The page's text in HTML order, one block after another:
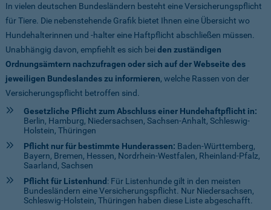
In vielen deutschen Bundesländern besteht eine Versicherungspflicht
für Tiere. Die nebenstehende Grafik bietet Ihnen eine Übersicht wo
Hundehalterinnen und -halter eine Haftpflicht abschließen müssen.
Unabhängig davon, empfiehlt es sich beiden zuständigen
Ordnungsämtern nachzufragen oder sich auf der Webseite des
jeweiligen Bundeslandes zu informieren, welche Rassen von der
Versicherungspflicht betroffen sind.
Gesetzliche Pflicht zum Abschluss einer Hundehaftpflicht in:
Berlin, Hamburg, Niedersachsen, Sachsen-Anhalt, Schleswig-
Holstein, Thüringen
Pflicht nur für bestimmte Hunderassen: Baden-Württemberg,
Bayern, Bremen, Hessen, Nordrhein-Westfalen, Rheinland-Pfalz,
Saarland, Sachsen
Pflicht für Listenhund : Für Listenhunde gilt in den meisten
Bundesländern eine Versicherungspflicht. Nur Niedersachsen,
Schleswig-Holstein, Thüringen haben diese Liste abgeschafft.